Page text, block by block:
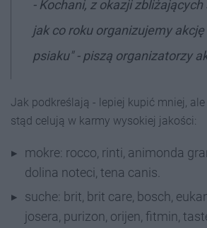
- Kochani, z okazji
jak co roku organizujemy
psiaku" - piszą organizatorzy
Jak podkreślają - lepiej kupić mniej,
stąd celują w karmy wysokiej jakości:
mokre: rocco, rinti, animonda
dolina noteci, tena canis.
suche: brit, brit care, bosch,
josera, purizon, orijen, fitmin,